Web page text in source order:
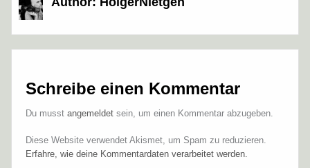
Schreibe einen Kommentar
Du musst angemeldet sein, um einen Kommentar abzugeben.
Diese Website verwendet Akismet, um Spam zu reduzieren.
Erfahre, wie deine Kommentardaten verarbeitet werden.